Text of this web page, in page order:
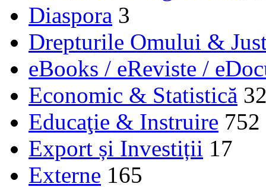
Diaspora 3
Drepturile Omului &
eBooks / eReviste /
Economic & Statistică
Educaţie & Instruire 752
Export și Investiții 17
Externe 165